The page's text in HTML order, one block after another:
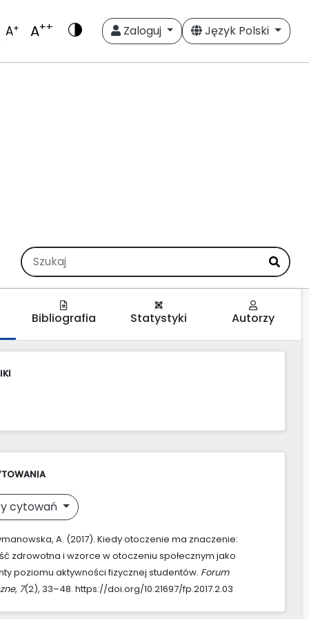
A+ A++ Zaloguj Język Polski
Bibliografia Statystyki Autorzy
cytowań
A. (2017). Kiedy otoczenie ma znaczenie:
zdrowotna i wzorce w otoczeniu społecznym jako
poziomu aktywności fizycznej studentów. Forum
, 7(2), 33–48. https://doi.org/10.21697/fp.2017.2.03